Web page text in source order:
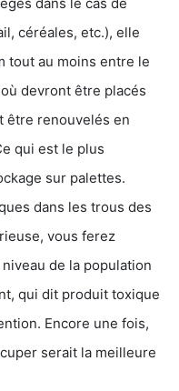
céréales, etc.), elle
tout au moins entre le
devront être placés
être renouvelés en
qui est le plus
sur palettes.
dans les trous des
vous ferez
de la population
qui dit produit toxique
Encore une fois,
serait la meilleure